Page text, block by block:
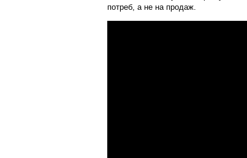
потреб, а не на продаж.